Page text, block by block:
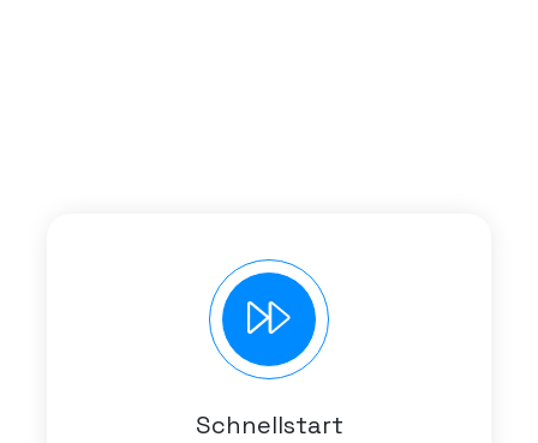
Schnellstart